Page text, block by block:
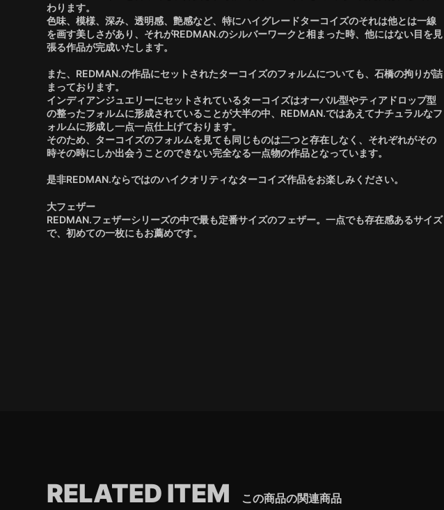
わります。
色味、模様、深み、透明感、艶感など、特にハイグレードターコイズのそれは他とは一線
を画す美しさがあり、それがREDMAN.のシルバーワークと相まった時、他にはない目を見
張る作品が完成いたします。
また、REDMAN.の作品にセットされたターコイズのフォルムについても、石橋の拘りが詰
まっております。
インディアンジュエリーにセットされているターコイズはオーバル型やティアドロップ型
の整ったフォルムに形成されていることが大半の中、REDMAN.ではあえてナチュラルなフ
ォルムに形成し一点一点仕上げております。
そのため、ターコイズのフォルムを見ても同じものは二つと存在しなく、それぞれがその
時その時にしか出会うことのできない完全なる一点物の作品となっています。
是非REDMAN.ならではのハイクオリティなターコイズ作品をお楽しみください。
大フェザー
REDMAN.フェザーシリーズの中で最も定番サイズのフェザー。一点でも存在感あるサイズ
で、初めての一枚にもお薦めです。
RELATED ITEM この商品の関連商品